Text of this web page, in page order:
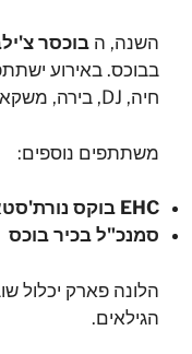
השנה, ה בוכסר
בבוכס. באירוע
חיה, DJ, בירה, משקאות, שוטים והמבורגרים.
משתתפים נוספים:
EHC בוקס נורת'סטארס
סמנכ"ל בכיר בוכס
הלונה פארק יכלול
הגילאים.